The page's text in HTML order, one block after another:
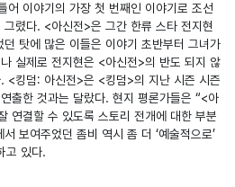
어 이야기의 가장 첫 번째인 이야기로 조선
렸다. <아신전>은 그간 한류 스타 전지현
탓에 많은 이들은 이야기 초반부터 그녀가
실제로 전지현은 <아신전>의 반도 되지 않
<킹덤: 아신전>은 <킹덤>의 지난 시즌 시즌
출한 것과는 달랐다. 현지 평론가들은 “<아
연결할 수 있도록 스토리 전개에 대한 부분
보여주었던 좀비 역시 좀 더 ‘예술적으로’